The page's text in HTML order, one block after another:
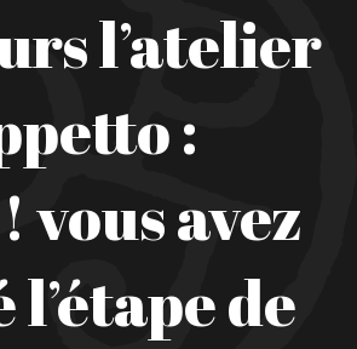
l’atelier
:
vous avez
de